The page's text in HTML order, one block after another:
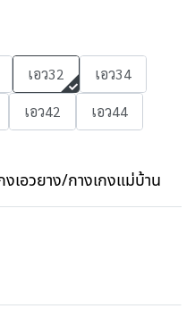
เอว32
เอว34
เอว42
เอว44
งเอวยาง/กางเกงแม่บ้าน